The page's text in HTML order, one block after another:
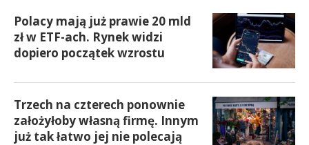
Polacy mają już prawie 20 mld
zł w ETF-ach. Rynek widzi
dopiero początek wzrostu
Trzech na czterech ponownie
założyłoby własną firmę. Innym
już tak łatwo jej nie polecają